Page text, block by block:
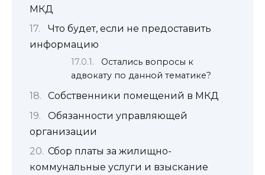
МКД
Что будет, если не предоставить
информацию
Остались вопросы к
адвокату по данной тематике?
Собственники помещений в МКД
Обязанности управляющей
организации
Сбор платы за жилищно-
коммунальные услуги и взыскание